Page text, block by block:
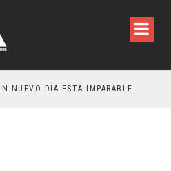
NUEVO DÍA ESTÁ IMPARABLE